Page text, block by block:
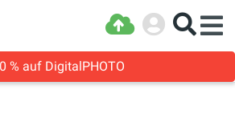
% auf DigitalPHOTO